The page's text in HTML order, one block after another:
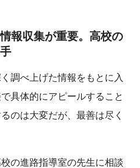
報収集が重要。高校の
調べ上げた情報をもとに入
具体的にアピールすること
のは大変だが、最善は尽く
の進路指導室の先生に相談